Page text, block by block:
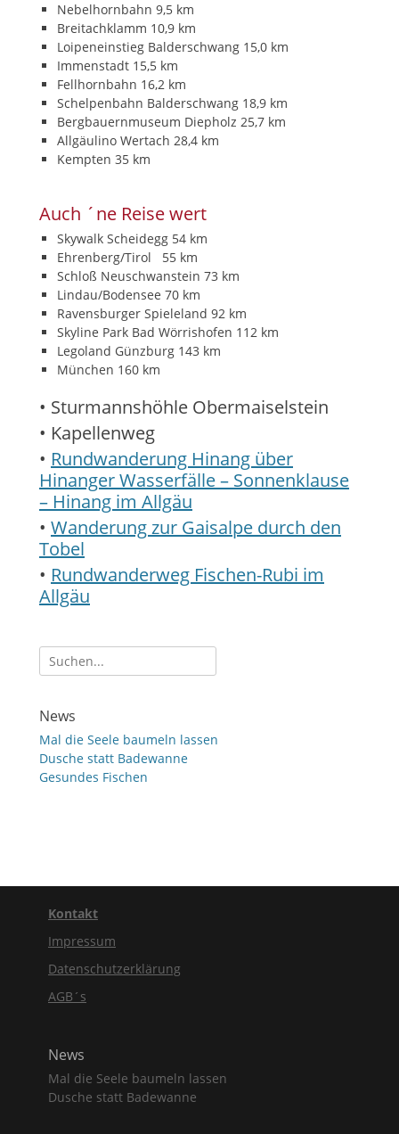
Nebelhornbahn 9,5 km
Breitachklamm 10,9 km
Loipeneinstieg Balderschwang 15,0 km
Immenstadt 15,5 km
Fellhornbahn 16,2 km
Schelpenbahn Balderschwang 18,9 km
Bergbauernmuseum Diepholz 25,7 km
Allgäulino Wertach 28,4 km
Kempten 35 km
Auch ´ne Reise wert
Skywalk Scheidegg 54 km
Ehrenberg/Tirol 55 km
Schloß Neuschwanstein 73 km
Lindau/Bodensee 70 km
Ravensburger Spieleland 92 km
Skyline Park Bad Wörrishofen 112 km
Legoland Günzburg 143 km
München 160 km
• Sturmannshöhle Obermaiselstein
• Kapellenweg
• Rundwanderung Hinang über
Hinanger Wasserfälle – Sonnenklause
– Hinang im Allgäu
• Wanderung zur Gaisalpe durch den
Tobel
• Rundwanderweg Fischen-Rubi im
Allgäu
Suche
nach:
News
Mal die Seele baumeln lassen
Dusche statt Badewanne
Gesundes Fischen
Kontakt
Impressum
Datenschutzerklärung
AGB´s
News
Mal die Seele baumeln lassen
Dusche statt Badewanne